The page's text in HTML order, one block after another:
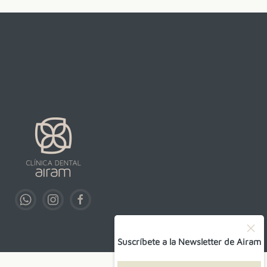
Suscríbete a la Newsletter de Airam